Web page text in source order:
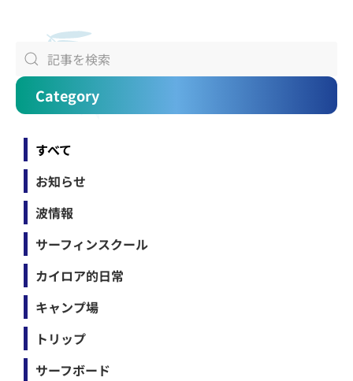
Category
すべて
お知らせ
波情報
サーフィンスクール
カイロア的日常
キャンプ場
トリップ
サーフボード